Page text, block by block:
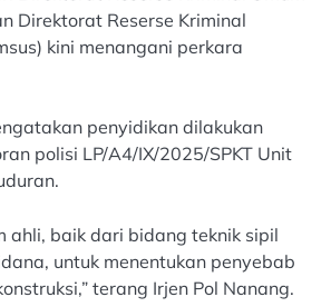
Direktorat Reserse Kriminal
kini menangani perkara
penyidikan dilakukan
polisi LP/A4/IX/2025/SPKT Unit
ahli, baik dari bidang teknik sipil
untuk menentukan penyebab
terang Irjen Pol Nanang.